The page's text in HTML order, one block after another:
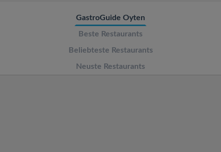
GastroGuide Oyten
Beste Restaurants
Beliebteste Restaurants
Neuste Restaurants